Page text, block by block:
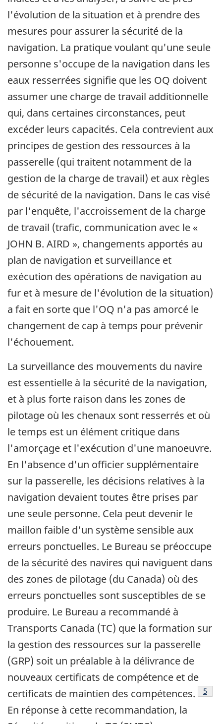
l'évolution de la situation et à prendre des
mesures pour assurer la sécurité de la
navigation. La pratique voulant qu'une seule
personne s'occupe de la navigation dans les
eaux resserrées signifie que les OQ doivent
assumer une charge de travail additionnelle
qui, dans certaines circonstances, peut
excéder leurs capacités. Cela contrevient aux
principes de gestion des ressources à la
passerelle (qui traitent notamment de la
gestion de la charge de travail) et aux règles
de sécurité de la navigation. Dans le cas visé
par l'enquête, l'accroissement de la charge
de travail (trafic, communication avec le «
JOHN B. AIRD », changements apportés au
plan de navigation et surveillance et
exécution des opérations de navigation au
fur et à mesure de l'évolution de la situation)
a fait en sorte que l'OQ n'a pas amorcé le
changement de cap à temps pour prévenir
l'échouement.
La surveillance des mouvements du navire
est essentielle à la sécurité de la navigation,
et à plus forte raison dans les zones de
pilotage où les chenaux sont resserrés et où
le temps est un élément critique dans
l'amorçage et l'exécution d'une manoeuvre.
En l'absence d'un officier supplémentaire
sur la passerelle, les décisions relatives à la
navigation devaient toutes être prises par
une seule personne. Cela peut devenir le
maillon faible d'un système sensible aux
erreurs ponctuelles. Le Bureau se préoccupe
de la sécurité des navires qui naviguent dans
des zones de pilotage (du Canada) où des
erreurs ponctuelles sont susceptibles de se
produire. Le Bureau a recommandé à
Transports Canada (TC) que la formation sur
la gestion des ressources sur la passerelle
(GRP) soit un préalable à la délivrance de
nouveaux certificats de compétence et de
certificats de maintien des compétences.
Note
5
En réponse à cette recommandation, la